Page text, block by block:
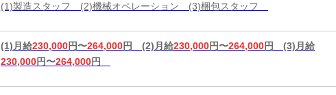
(1)製造スタッフ (2)機械オペレーション (3)梱包スタッフ
(1)月給230,000円〜264,000円 (2)月給230,000円〜264,000円
(3)月給
230,000円〜264,000円